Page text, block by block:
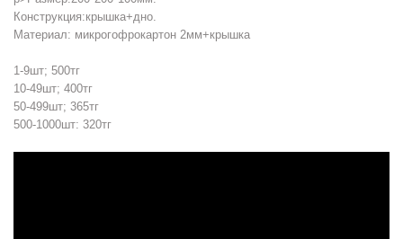
Конструкция:крышка+дно.
Материал: микрогофрокартон 2мм+крышка
1-9шт; 500тг
10-49шт; 400тг
50-499шт; 365тг
500-1000шт: 320тг